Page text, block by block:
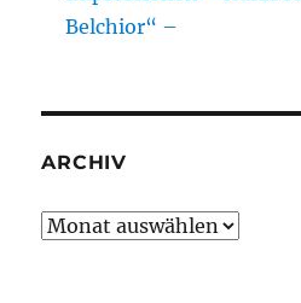
Belchior“ –
ARCHIV
Archiv